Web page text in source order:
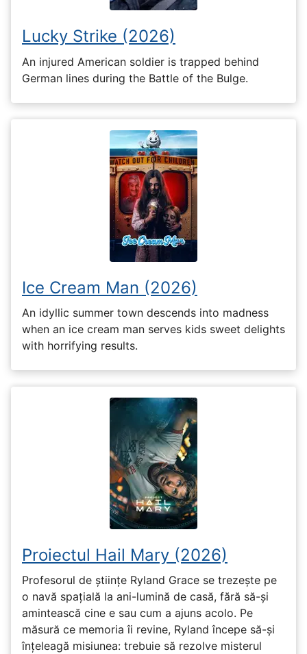
Lucky Strike (2026)
An injured American soldier is trapped behind
German lines during the Battle of the Bulge.
Ice Cream Man (2026)
An idyllic summer town descends into madness
when an ice cream man serves kids sweet delights
with horrifying results.
Proiectul Hail Mary (2026)
Profesorul de științe Ryland Grace se trezește pe
o navă spațială la ani-lumină de casă, fără să-și
amintească cine e sau cum a ajuns acolo. Pe
măsură ce memoria îi revine, Ryland începe să-și
înțeleagă misiunea: trebuie să rezolve misterul